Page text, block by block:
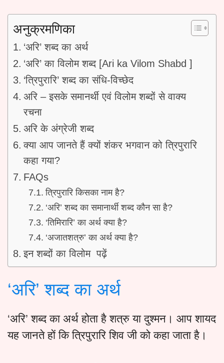
अनुक्रमणिका
‘अरि’ शब्द का अर्थ
‘अरि’ का विलोम शब्द [Ari ka Vilom Shabd ]
‘त्रिपुरारि’ शब्द का संधि-विच्छेद
अरि – इसके समानर्थी एवं विलोम शब्दों से वाक्य
रचना
अरि के अंग्रेजी शब्द
क्या आप जानते हैं क्यों शंकर भगवान को त्रिपुरारि
कहा गया?
FAQs
त्रिपुरारि किसका नाम है?
‘अरि’ शब्द का समानार्थी शब्द कौन सा है?
‘तिमिरारि’ का अर्थ क्या है?
‘अजातशत्रु’ का अर्थ क्या है?
इन शब्दों का विलोम पढ़ें
‘अरि’ शब्द का अर्थ
‘अरि’ शब्द का अर्थ होता है शत्रु या दुश्मन। आप शायद
यह जानते हों कि त्रिपुरारि शिव जी को कहा जाता है।